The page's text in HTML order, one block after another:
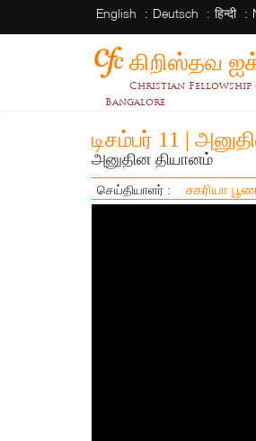
English Deutsch हिन्दी
கிறிஸ்தவ
Christian Fellowship
Bangalore
டிசம்பர் 11 |
அனுதின தியானம்
செய்தியாளர் : சகரியா